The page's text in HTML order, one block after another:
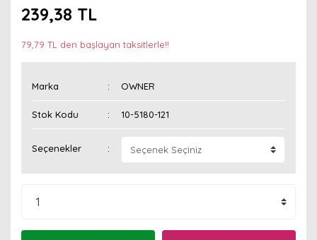
239,38 TL
79,79 TL den başlayan taksitlerle!!
Marka OWNER
Stok Kodu 10-5180-121
Seçenekler